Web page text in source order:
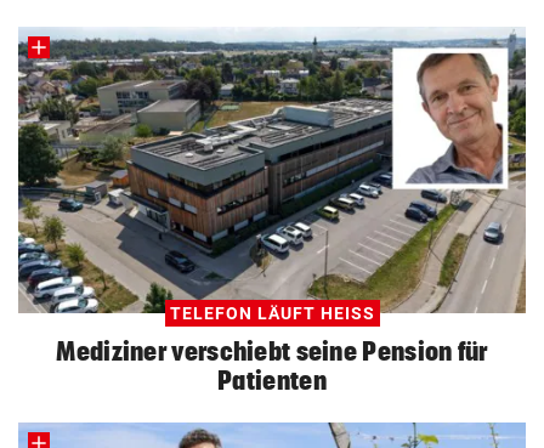
TELEFON LÄUFT HEISS
Mediziner verschiebt seine Pension für
Patienten